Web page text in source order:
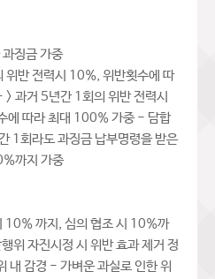
징금 가중
반 전력시 10%, 위반횟수에 따
과거 5년간 1회의 위반 전력시
에 따라 최대 100% 가중 - 담합
1회라도 과징금 납부명령을 받은
까지 가중
10% 까지, 심의 협조 시 10%까
위 자진시정 시 위반 효과 제거 정
내 감경 - 가벼운 과실로 인한 위